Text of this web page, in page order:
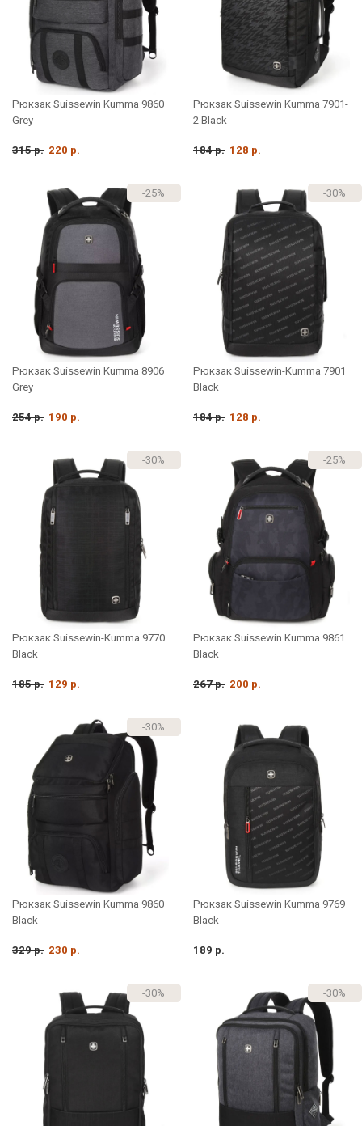
Рюкзак Suissewin Kumma 9860
Grey
315 р. 220 р.
Рюкзак Suissewin Kumma 7901-
2 Black
184 р. 128 р.
-25%
Рюкзак Suissewin Kumma 8906
Grey
254 р. 190 р.
-30%
Рюкзак Suissewin-Kumma 7901
Black
184 р. 128 р.
-30%
Рюкзак Suissewin-Kumma 9770
Black
185 р. 129 р.
-25%
Рюкзак Suissewin Kumma 9861
Black
267 р. 200 р.
-30%
Рюкзак Suissewin Kumma 9860
Black
329 р. 230 р.
Рюкзак Suissewin Kumma 9769
Black
189 р.
-30% -30%